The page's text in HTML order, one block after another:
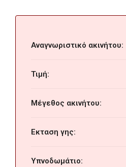
Αναγνωριστικό ακινήτου:
Τιμή:
Μέγεθος ακινήτου:
Εκταση γης:
Υπνοδωμάτιο: